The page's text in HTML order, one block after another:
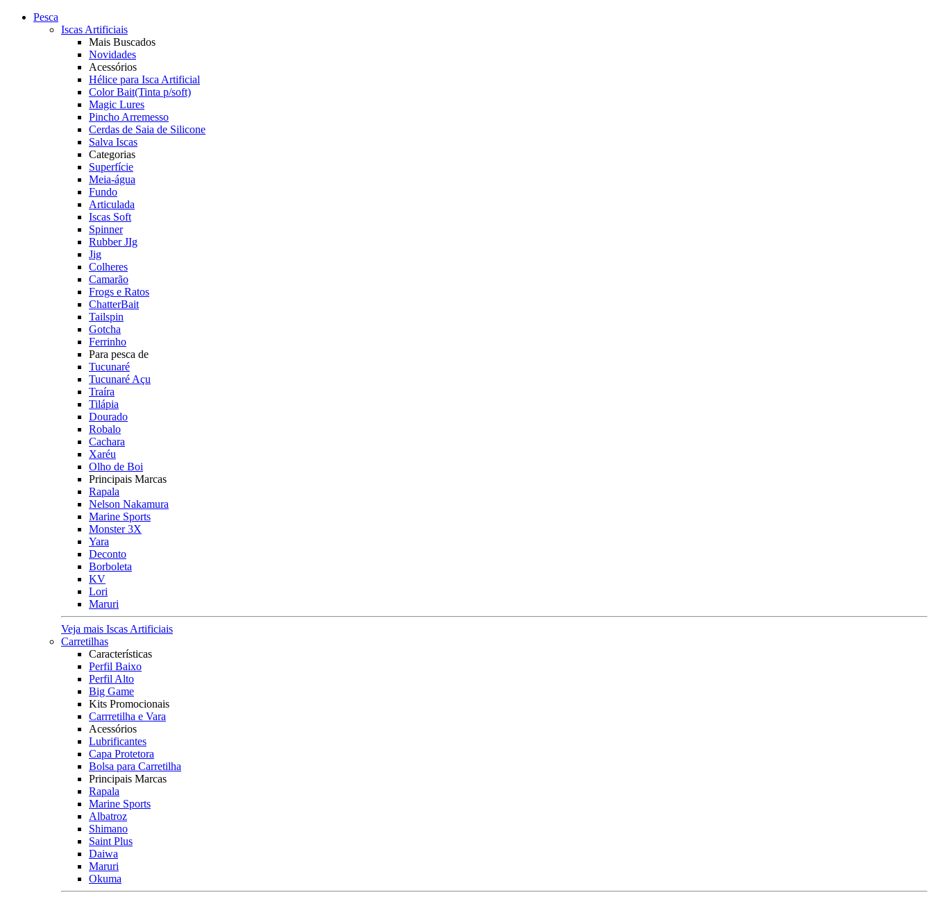
Pesca
Iscas Artificiais
Mais Buscados
Novidades
Acessórios
Hélice para Isca Artificial
Color Bait(Tinta p/soft)
Magic Lures
Pincho Arremesso
Cerdas de Saia de Silicone
Salva Iscas
Categorias
Superfície
Meia-água
Fundo
Articulada
Iscas Soft
Spinner
Rubber JIg
Jig
Colheres
Camarão
Frogs e Ratos
ChatterBait
Tailspin
Gotcha
Ferrinho
Para pesca de
Tucunaré
Tucunaré Açu
Traíra
Tilápia
Dourado
Robalo
Cachara
Xaréu
Olho de Boi
Principais Marcas
Rapala
Nelson Nakamura
Marine Sports
Monster 3X
Yara
Deconto
Borboleta
KV
Lori
Maruri
Veja mais Iscas Artificiais
Carretilhas
Características
Perfil Baixo
Perfil Alto
Big Game
Kits Promocionais
Carrretilha e Vara
Acessórios
Lubrificantes
Capa Protetora
Bolsa para Carretilha
Principais Marcas
Rapala
Marine Sports
Albatroz
Shimano
Saint Plus
Daiwa
Maruri
Okuma